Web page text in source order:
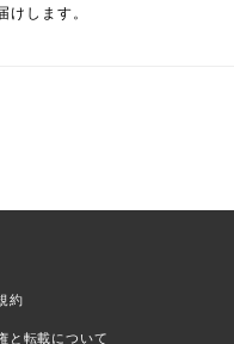
します。
約
と転載について